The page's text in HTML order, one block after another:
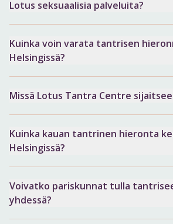
Lotus seksuaalisia palveluita?
Kuinka voin varata tantrisen
Helsingissä?
Missä Lotus Tantra Centre sijaitsee
Kuinka kauan tantrinen hieronta
Helsingissä?
Voivatko pariskunnat tulla
yhdessä?